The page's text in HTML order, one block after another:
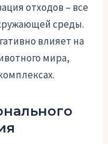
отходов – все
среды.
влияет на
мира,